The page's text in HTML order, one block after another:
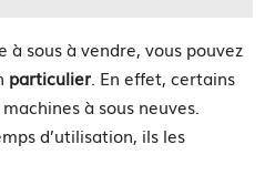
sous à vendre, vous pouvez
particulier. En effet, certains
à sous neuves.
d’utilisation, ils les